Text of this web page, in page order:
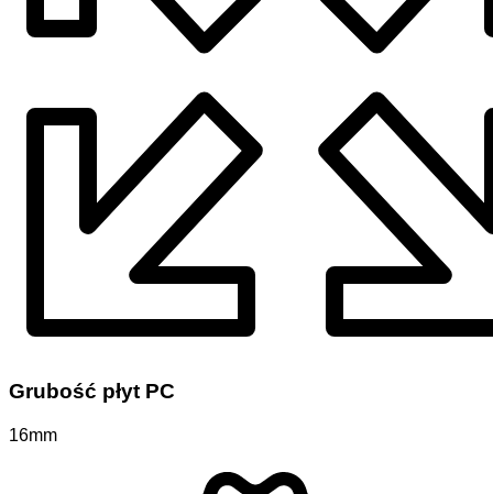
Grubość płyt PC
16mm